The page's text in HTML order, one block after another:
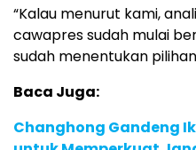
“Kalau menurut kami,
cawapres sudah mulai
sudah menentukan
Baca Juga:
Changhong Gandeng